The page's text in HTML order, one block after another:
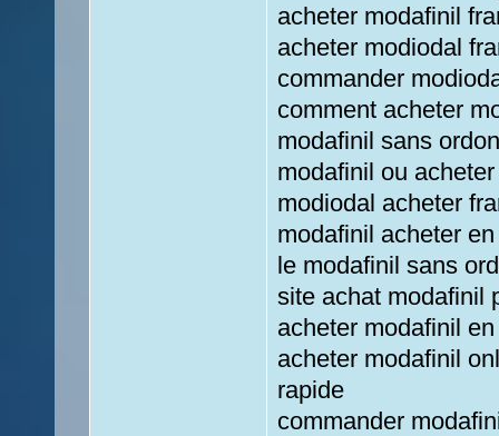
acheter modafinil
acheter modiodal
commander
comment acheter
modafinil sans
modafinil ou
modiodal acheter
modafinil acheter
le modafinil sans
site achat modafinil
acheter modafinil
acheter modafinil
rapide
commander